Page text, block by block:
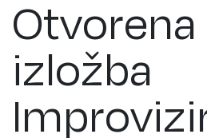
Otvorena
izložba